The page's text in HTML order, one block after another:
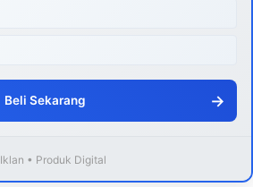
Beli Sekarang →
Iklan • Produk Digital